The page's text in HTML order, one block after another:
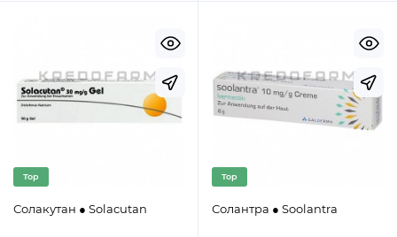
Top
Солакутан ● Solacutan
Top
Солантра ● Soolantra